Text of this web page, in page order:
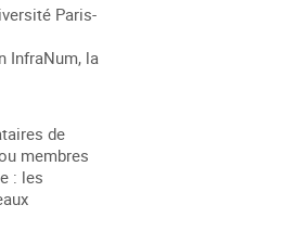
Paris-
InfraNum, la
de
membres
: les